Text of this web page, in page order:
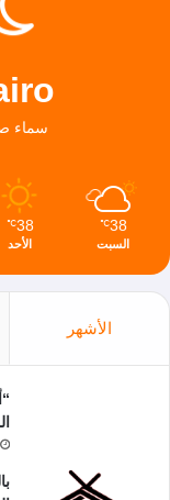
سماء
38
℃
السبت
38
℃
الأحد
الأشهر